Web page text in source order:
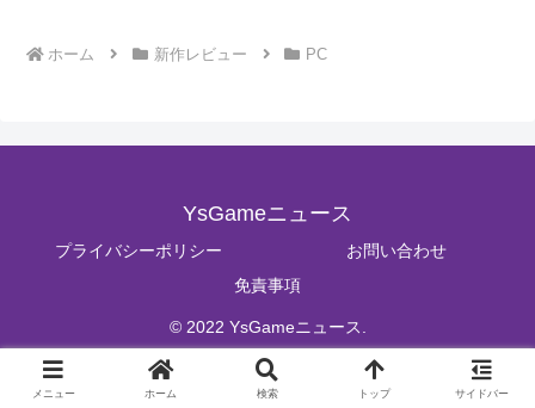
ホーム 新作レビュー PC
YsGameニュース
プライバシーポリシー
お問い合わせ
免責事項
© 2022 YsGameニュース.
メニュー ホーム 検索 トップ サイドバー